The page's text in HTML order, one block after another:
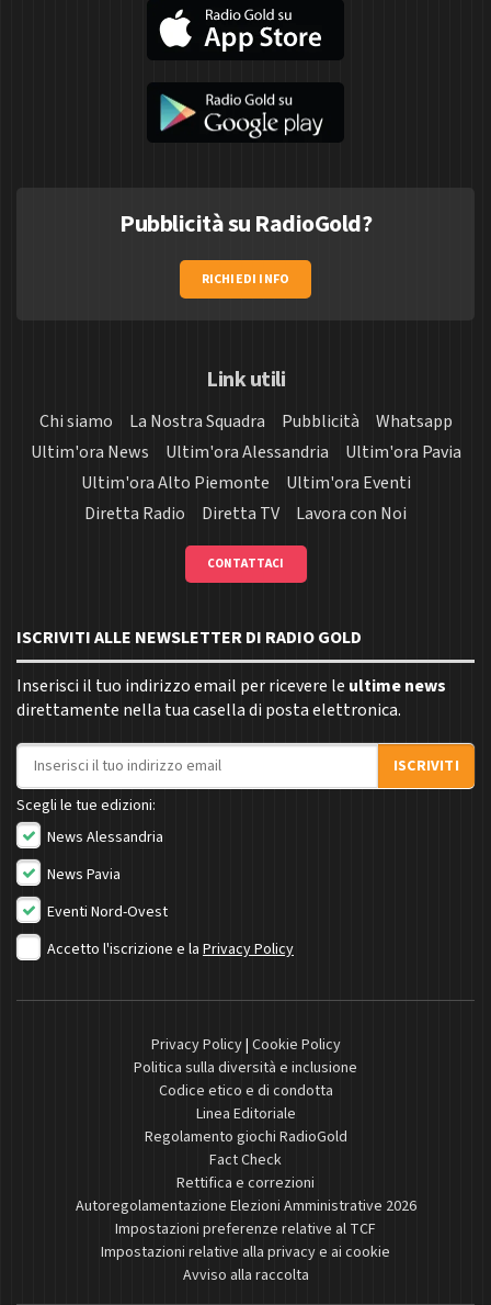
Pubblicità su RadioGold?
RICHIEDI INFO
Link utili
Chi siamo La Nostra Squadra Pubblicità
Whatsapp
Ultim'ora News
Ultim'ora Alessandria
Ultim'ora Pavia
Ultim'ora Alto Piemonte
Ultim'ora Eventi
Diretta Radio
Diretta TV Lavora con Noi
CONTATTACI
ISCRIVITI ALLE NEWSLETTER DI RADIO GOLD
Inserisci il tuo indirizzo email per ricevere le ultime news
direttamente nella tua casella di posta elettronica.
Indirizzo email
ISCRIVITI
Scegli le tue edizioni:
News Alessandria
News Pavia
Eventi Nord-Ovest
Accetto l'iscrizione e la Privacy Policy
Privacy Policy| Cookie Policy
Politica sulla diversità e inclusione
Codice etico e di condotta
Linea Editoriale
Regolamento giochi RadioGold
Fact Check
Rettifica e correzioni
Autoregolamentazione Elezioni Amministrative 2026
Impostazioni preferenze relative al TCF
Impostazioni relative alla privacy e ai cookie
Avviso alla raccolta